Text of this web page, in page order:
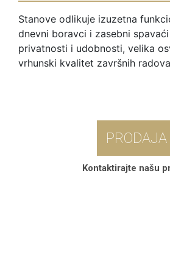
Stanove odlikuje izuzetna
dnevni boravci i zasebni
privatnosti i udobnosti, velika
vrhunski kvalitet završnih
PRODAJA
Kontaktirajte našu